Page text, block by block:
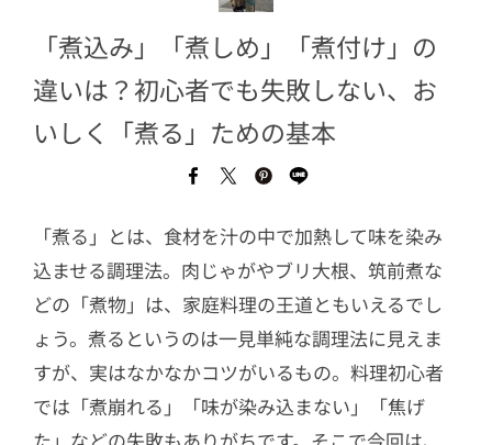
「煮込み」「煮しめ」「煮付け」の
違いは？初心者でも失敗しない、お
いしく「煮る」ための基本
「煮る」とは、食材を汁の中で加熱して味を染み
込ませる調理法。肉じゃがやブリ大根、筑前煮な
どの「煮物」は、家庭料理の王道ともいえるでし
ょう。煮るというのは一見単純な調理法に見えま
すが、実はなかなかコツがいるもの。料理初心者
では「煮崩れる」「味が染み込まない」「焦げ